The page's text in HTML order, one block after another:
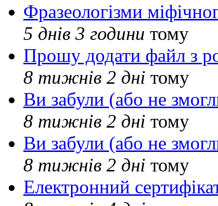
Фразеологізми
5 днів 3 години тому
Прошу додати файл з
8 тижнів 2 дні тому
Ви забули (або не
8 тижнів 2 дні тому
Ви забули (або не
8 тижнів 2 дні тому
Електронний